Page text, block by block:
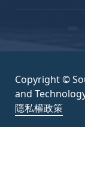
Copyright ©
and
隱私權政策